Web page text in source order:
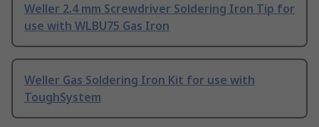
Weller 2.4 mm Screwdriver Soldering Iron Tip for
use with WLBU75 Gas Iron
Weller Gas Soldering Iron Kit for use with
ToughSystem